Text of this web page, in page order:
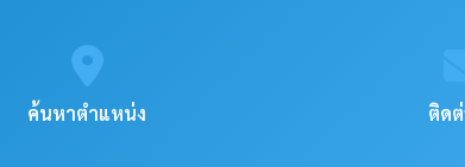
ค้นหาตำแหน่ง ติดต่